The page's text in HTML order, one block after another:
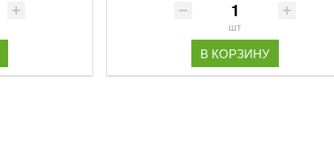
шт
В КОРЗИНУ